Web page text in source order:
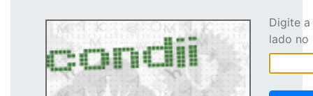
Digite
lado no